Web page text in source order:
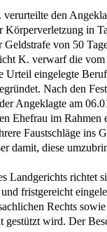
den
Körperverletzung in
von 50
K. verwarf die vom
Urteil eingelegte
Nach den
Angeklagte am
Ehefrau im Rahmen
Faustschläge ins
damit, diese
Landgerichts richtet
fristgereicht
Rechts
gestützt wird. Der